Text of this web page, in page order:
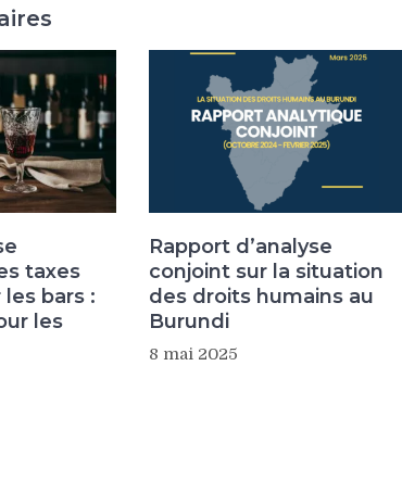
taxes
bars :
les
Rapport d’analyse
conjoint sur la situation
des droits humains au
Burundi
8 mai 2025